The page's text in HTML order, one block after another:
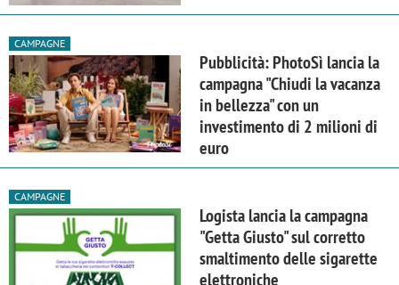
CAMPAGNE
Pubblicità: PhotoSì lancia la
campagna "Chiudi la vacanza
in bellezza" con un
investimento di 2 milioni di
euro
CAMPAGNE
Logista lancia la campagna
"Getta Giusto" sul corretto
smaltimento delle sigarette
elettroniche